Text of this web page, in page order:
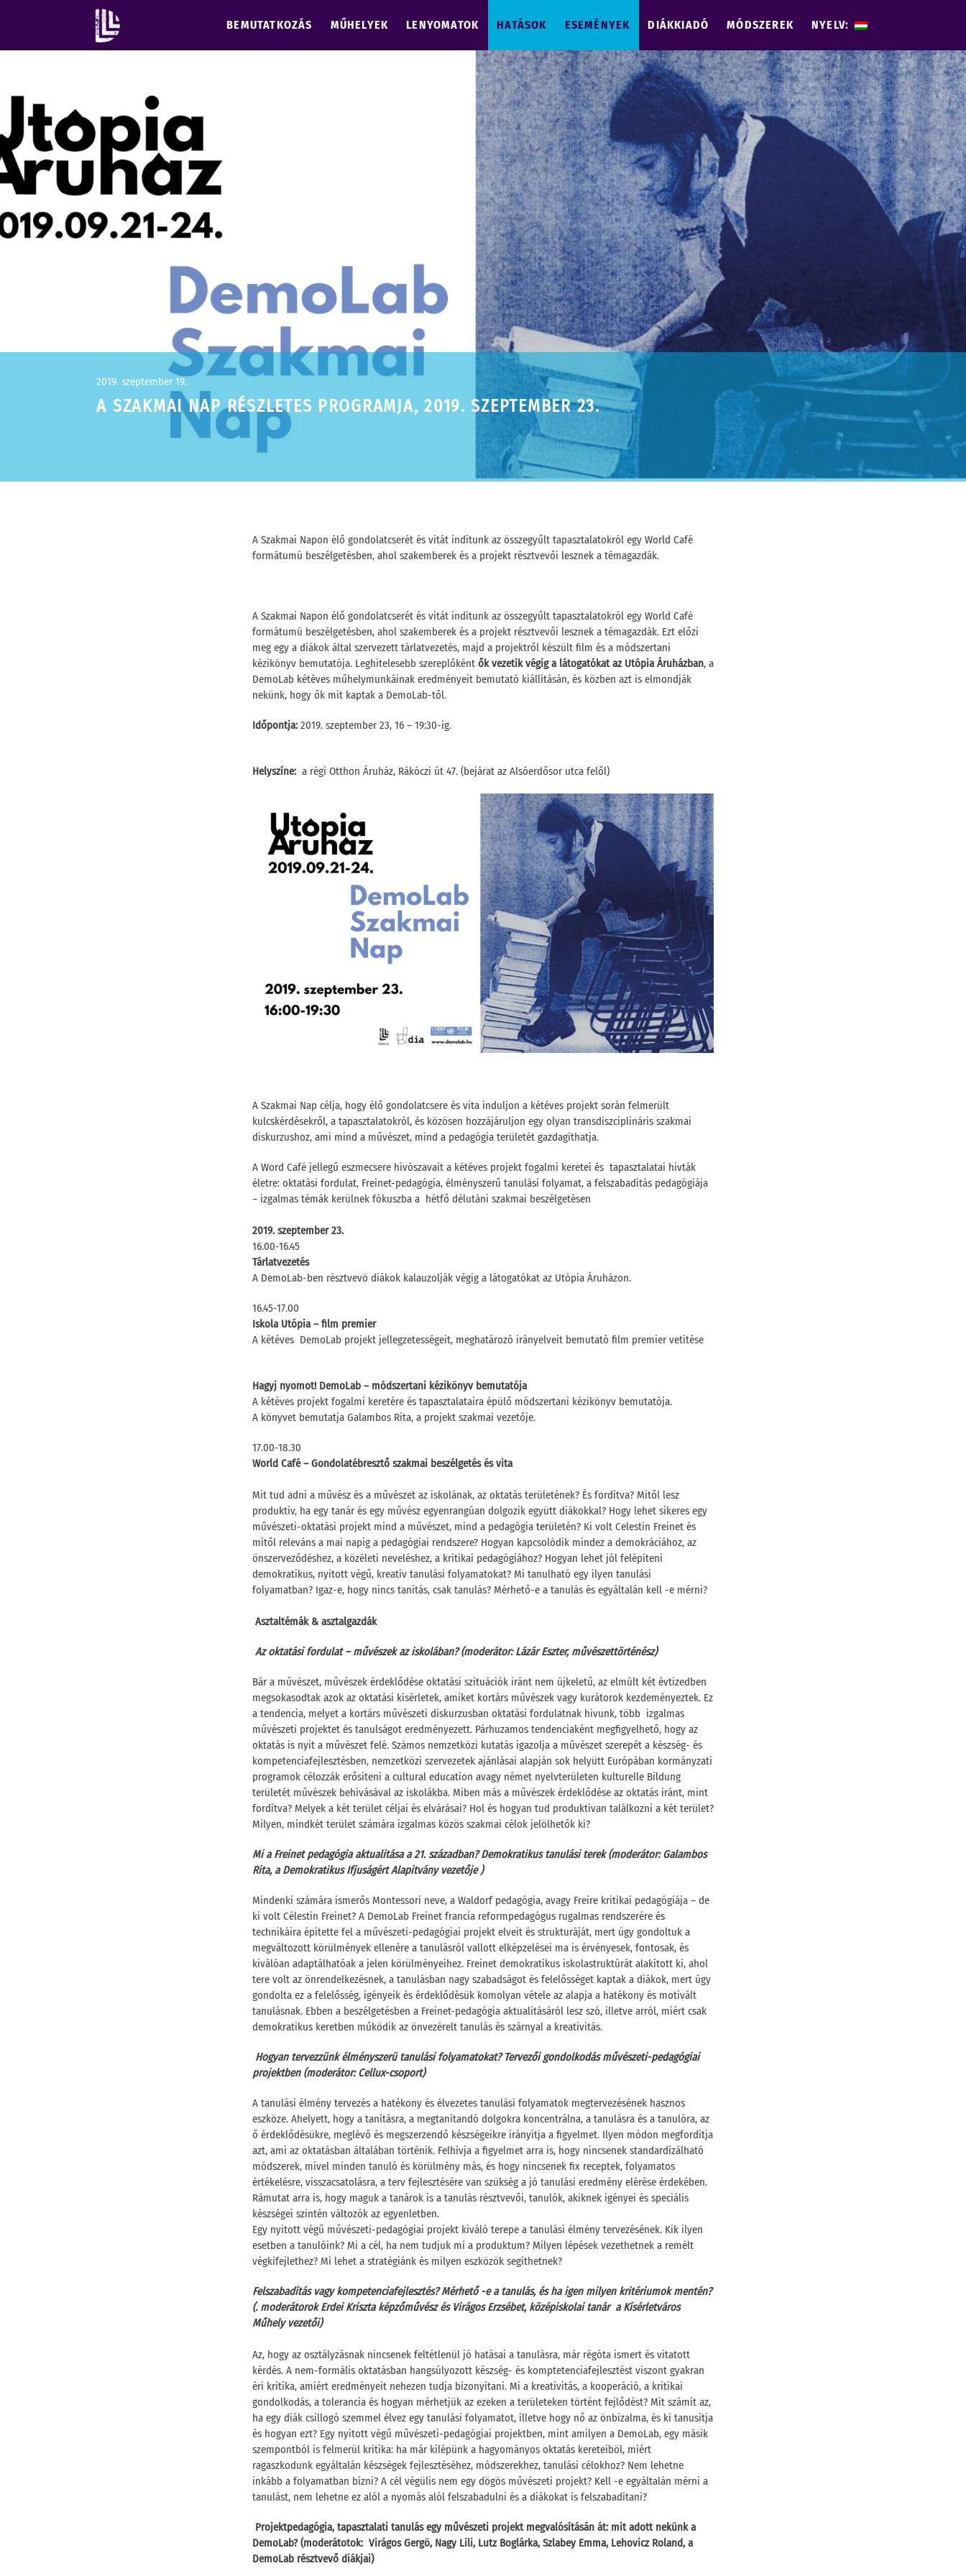
BEMUTATKOZÁS MŰHELYEK LENYOMATOK HATÁSOK ESEMÉNYEK DIÁKKIADÓ MÓDSZEREK NYELV:
2019. szeptember 19.
A SZAKMAI NAP RÉSZLETES PROGRAMJA, 2019. SZEPTEMBER 23.
A Szakmai Napon élő gondolatcserét és vitát indítunk az összegyűlt tapasztalatokról egy World Café
formátumú beszélgetésben, ahol szakemberek és a projekt résztvevői lesznek a témagazdák.
A Szakmai Napon élő gondolatcserét és vitát indítunk az összegyűlt tapasztalatokról egy World Café
formátumú beszélgetésben, ahol szakemberek és a projekt résztvevői lesznek a témagazdák. Ezt előzi
meg egy a diákok által szervezett tárlatvezetés, majd a projektről készült film és a módszertani
kézikönyv bemutatója. Leghitelesebb szereplőként ők vezetik végig a látogatókat az Utópia Áruházban, a
DemoLab kétéves műhelymunkáinak eredményeit bemutató kiállításán, és közben azt is elmondják
nekünk, hogy ők mit kaptak a DemoLab-től.
Időpontja:2019. szeptember 23, 16 – 19:30-ig.
Helyszíne:a régi Otthon Áruház, Rákóczi út 47. (bejárat az Alsóerdősor utca felől)
A Szakmai Nap célja, hogy élő gondolatcsere és vita induljon a kétéves projekt során felmerült
kulcskérdésekről, a tapasztalatokról, és közösen hozzájáruljon egy olyan transdiszciplináris szakmai
diskurzushoz, ami mind a művészet, mind a pedagógia területét gazdagíthatja.
A Word Café jellegű eszmecsere hívószavait a kétéves projekt fogalmi keretei és tapasztalatai hivták
életre: oktatási fordulat, Freinet-pedagógia, élményszerű tanulási folyamat, a felszabadítás pedagógiája
– izgalmas témák kerülnek fókuszba a hétfő délutáni szakmai beszélgetésen
2019. szeptember 23.
16.00-16.45
Tárlatvezetés
A DemoLab-ben résztvevö diákok kalauzolják végig a látogatókat az Utópia Àruházon.
16.45-17.00
Iskola Utópia – film premier
A kétéves DemoLab projekt jellegzetességeit, meghatározó irányelveit bemutató film premier vetítése
Hagyj nyomot! DemoLab – módszertani kézikönyv bemutatója
A kétéves projekt fogalmi keretére és tapasztalataira épülő módszertani kézikönyv bemutatója.
A könyvet bemutatja Galambos Rita, a projekt szakmai vezetője.
17.00-18.30
World Café – Gondolatébresztő szakmai beszélgetés és vita
Mit tud adni a művész és a művészet az iskolának, az oktatás területének? Ès fordítva? Mitől lesz
produktív, ha egy tanár és egy művész egyenrangúan dolgozik együtt diákokkal? Hogy lehet sikeres egy
művészeti-oktatási projekt mind a művészet, mind a pedagógia területén? Ki volt Celestin Freinet és
mitől releváns a mai napig a pedagógiai rendszere? Hogyan kapcsolódik mindez a demokráciához, az
önszerveződéshez, a közéleti neveléshez, a kritikai pedagógiához? Hogyan lehet jól felépíteni
demokratikus, nyitott végű, kreatív tanulási folyamatokat? Mi tanulható egy ilyen tanulási
folyamatban? Igaz-e, hogy nincs tanítás, csak tanulás? Mérhető-e a tanulás és egyáltalán kell -e mérni?
Asztaltémák & asztalgazdák
Az oktatási fordulat – művészek az iskolában? (moderátor: Lázár Eszter, művészettörténész)
Bár a művészet, művészek érdeklődése oktatási szituációk iránt nem újkeletű, az elmúlt két évtizedben
megsokasodtak azok az oktatási kísérletek, amiket kortárs művészek vagy kurátorok kezdeményeztek. Ez
a tendencia, melyet a kortárs művészeti diskurzusban oktatási fordulatnak hivunk, több izgalmas
művészeti projektet és tanulságot eredményezett. Párhuzamos tendenciaként megfigyelhető, hogy az
oktatás is nyit a művészet felé. Számos nemzetközi kutatás igazolja a művészet szerepét a készség- és
kompetenciafejlesztésben, nemzetközi szervezetek ajánlásai alapján sok helyütt Európában kormányzati
programok célozzák erősíteni a cultural education avagy német nyelvterületen kulturelle Bildung
területét művészek behívásával az iskolákba. Miben más a művészek érdeklődése az oktatás iránt, mint
fordítva? Melyek a két terület céljai és elvárásai? Hol és hogyan tud produktívan találkozni a két terület?
Milyen, mindkét terület számára izgalmas közös szakmai célok jelölhetők ki?
Mi a Freinet pedagógia aktualitása a 21. században? Demokratikus tanulási terek (moderátor: Galambos
Rita, a Demokratikus Ifjuságért Alapitvány vezetője )
Mindenki számára ismerős Montessori neve, a Waldorf pedagógia, avagy Freire kritikai pedagógiája – de
ki volt Célestin Freinet? A DemoLab Freinet francia reformpedagógus rugalmas rendszerére és
technikáira építette fel a művészeti-pedagógiai projekt elveit és strukturáját, mert úgy gondoltuk a
megváltozott körülmények ellenére a tanulásról vallott elképzelései ma is érvényesek, fontosak, és
kiválóan adaptálhatóak a jelen körülményeihez. Freinet demokratikus iskolastruktúrát alakított ki, ahol
tere volt az önrendelkezésnek, a tanulásban nagy szabadságot és felelősséget kaptak a diákok, mert úgy
gondolta ez a felelősség, igényeik és érdeklődésük komolyan vétele az alapja a hatékony és motivált
tanulásnak. Ebben a beszélgetésben a Freinet-pedagógia aktualitásáról lesz szó, illetve arról, miért csak
demokratikus keretben működik az önvezérelt tanulás és szárnyal a kreativitás.
Hogyan tervezzünk élményszerü tanulási folyamatokat? Tervezői gondolkodás művészeti-pedagógiai
projektben (moderátor: Cellux-csoport)
A tanulási élmény tervezés a hatékony és élvezetes tanulási folyamatok megtervezésének hasznos
eszköze. Ahelyett, hogy a tanításra, a megtanítandó dolgokra koncentrálna, a tanulásra és a tanulóra, az
ő érdeklődésükre, meglévő és megszerzendő készségeikre irányítja a figyelmet. Ilyen módon megfordítja
azt, ami az oktatásban általában történik. Felhívja a figyelmet arra is, hogy nincsenek standardizálható
módszerek, mivel minden tanuló és körülmény más, és hogy nincsenek fix receptek, folyamatos
értékelésre, visszacsatolásra, a terv fejlesztésére van szükség a jó tanulási eredmény elérése érdekében.
Rámutat arra is, hogy maguk a tanárok is a tanulás résztvevői, tanulók, akiknek igényei és speciális
készségei szintén változók az egyenletben.
Egy nyitott végű művészeti-pedagógiai projekt kiváló terepe a tanulási élmény tervezésének. Kik ilyen
esetben a tanulóink? Mi a cél, ha nem tudjuk mi a produktum? Milyen lépések vezethetnek a remélt
végkifejlethez? Mi lehet a stratégiánk és milyen eszközök segíthetnek?
Felszabadítás vagy kompetenciafejlesztés? Mérhető -e a tanulás, és ha igen milyen kritériumok mentén?
(. moderátorok Erdei Kriszta képzőművész és Virágos Erzsébet, középiskolai tanár a Kísérletváros
Műhely vezetői)
Az, hogy az osztályzásnak nincsenek feltétlenül jó hatásai a tanulásra, már régóta ismert és vitatott
kérdés. A nem-formális oktatásban hangsúlyozott készség- és komptetenciafejlesztést viszont gyakran
éri kritika, amiért eredményeit nehezen tudja bizonyítani. Mi a kreativitás, a kooperáció, a kritikai
gondolkodás, a tolerancia és hogyan mérhetjük az ezeken a területeken történt fejlődést? Mit számít az,
ha egy diák csillogó szemmel élvez egy tanulási folyamatot, illetve hogy nő az önbizalma, és ki tanusítja
és hogyan ezt? Egy nyitott végű művészeti-pedagógiai projektben, mint amilyen a DemoLab, egy másik
szempontból is felmerül kritika: ha már kilépünk a hagyományos oktatás kereteiböl, miért
ragaszkodunk egyáltalán készségek fejlesztéséhez, módszerekhez, tanulási célokhoz? Nem lehetne
inkább a folyamatban bízni? A cél végülis nem egy dögös művészeti projekt? Kell -e egyáltalán mérni a
tanulást, nem lehetne ez alól a nyomás alól felszabadulni és a diákokat is felszabadítani?
Projektpedagógia, tapasztalati tanulás egy művészeti projekt megvalósításán át: mit adott nekünk a
DemoLab? (moderátotok: Virágos Gergö, Nagy Lili, Lutz Boglárka, Szlabey Emma, Lehovicz Roland, a
DemoLab résztvevő diákjai)